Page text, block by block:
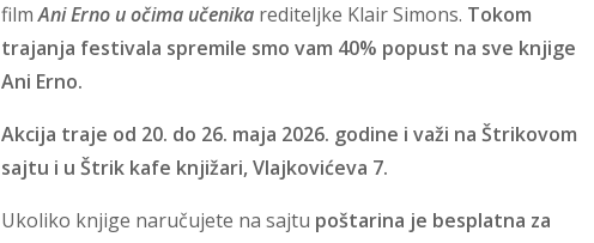
film Ani Erno u očima učenika rediteljke Klair Simons. Tokom
trajanja festivala spremile smo vam 40% popust na sve knjige
Ani Erno.
Akcija traje od 20. do 26. maja 2026. godine i važi na Štrikovom
sajtu i u Štrik kafe knjižari, Vlajkovićeva 7.
Ukoliko knjige naručujete na sajtu poštarina je besplatna za